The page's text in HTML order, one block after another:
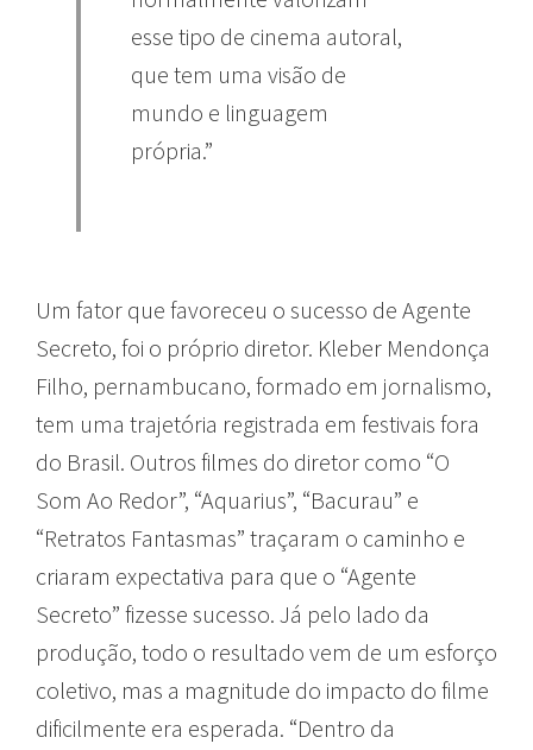
esse tipo de cinema autoral,
que tem uma visão de
mundo e linguagem
própria.”
Um fator que favoreceu o sucesso de Agente
Secreto, foi o próprio diretor. Kleber Mendonça
Filho, pernambucano, formado em jornalismo,
tem uma trajetória registrada em festivais fora
do Brasil. Outros filmes do diretor como “O
Som Ao Redor”, “Aquarius”, “Bacurau” e
“Retratos Fantasmas” traçaram o caminho e
criaram expectativa para que o “Agente
Secreto” fizesse sucesso. Já pelo lado da
produção, todo o resultado vem de um esforço
coletivo, mas a magnitude do impacto do filme
dificilmente era esperada. “Dentro da